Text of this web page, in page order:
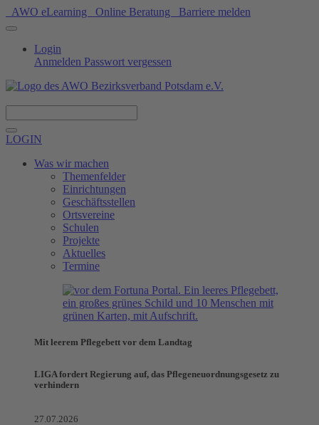
AWO eLearning Online Beratung Barriere melden
Login
Anmelden Passwort vergessen
LOGIN
Was wir machen
Themenfelder
Einrichtungen
Geschäftsstellen
Ortsvereine
Schulen
Projekte
Aktuelles
Termine
Mit leerem Pflegebett vor dem Landtag
LIGA fordert Regierung auf, das Pflegeneuordnungsgesetz zu
verhindern
27.07.2026